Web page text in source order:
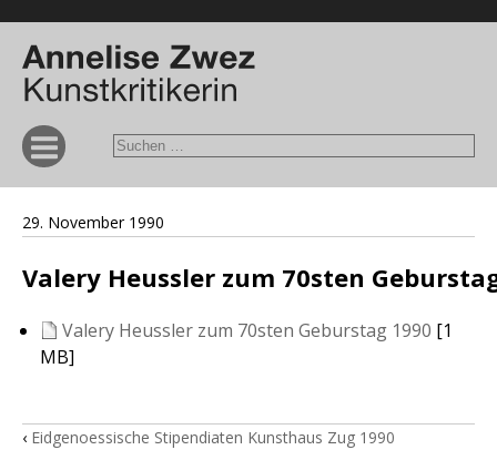
29. November 1990
Valery Heussler zum 70sten
Valery Heussler zum 70sten Geburstag 1990 [1
MB]
‹ Eidgenoessische Stipendiaten Kunsthaus Zug 1990